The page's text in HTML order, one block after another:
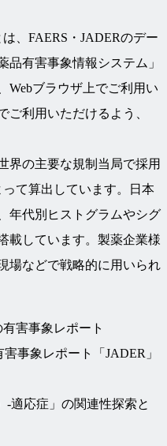
、FAERS・JADERのデー
品有害事象情報システム」
Webブラウザ上でご利用い
ご利用いただけるよう、
界の主要な規制当局で採用
て算出しています。日本
年代別ヒストグラムやシグ
載しています。製薬企業様
場などで戦略的に用いられ
害事象レポート
事象レポート「JADER」
‐適応症」の関連性探索と